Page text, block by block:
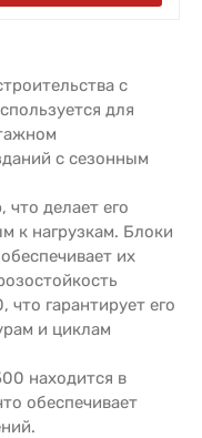
с
для
с сезонным
делает его
к нагрузкам. Блоки
их
что гарантирует его
и циклам
находится в
обеспечивает